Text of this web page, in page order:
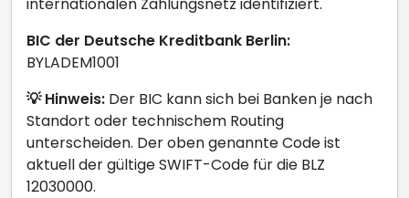
BIC der Deutsche Kreditbank Berlin:
BYLADEM1001
💡 Hinweis: Der BIC kann sich bei Banken je nach
Standort oder technischem Routing
unterscheiden. Der oben genannte Code ist
aktuell der gültige SWIFT-Code für die BLZ
12030000.